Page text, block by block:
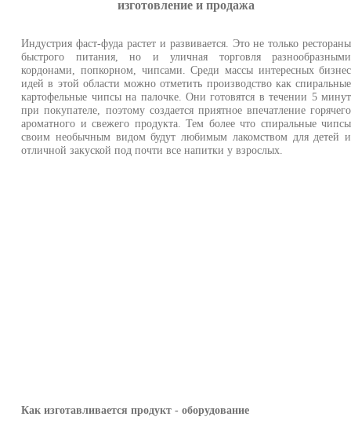
изготовление и продажа
Индустрия фаст-фуда растет и развивается. Это не только рестораны
быстрого питания, но и уличная торговля разнообразными
кордонами, попкорном, чипсами. Среди массы интересных бизнес
идей в этой области можно отметить производство как спиральные
картофельные чипсы на палочке. Они готовятся в течении 5 минут
при покупателе, поэтому создается приятное впечатление горячего
ароматного и свежего продукта. Тем более что спиральные чипсы
своим необычным видом будут любимым лакомством для детей и
отличной закуской под почти все напитки у взрослых.
Как изготавливается продукт - оборудование